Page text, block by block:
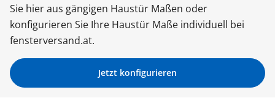
Sonnenschutz
Zäune & Tore
Sie hier aus gängigen Haustür Maßen oder
konfigurieren Sie Ihre Haustür Maße individuell bei
fensterversand.at.
Jetzt konfigurieren